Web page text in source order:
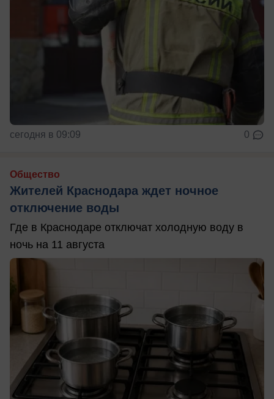
сегодня в 09:09 0
Общество
Жителей Краснодара ждет ночное
отключение воды
Где в Краснодаре отключат холодную воду в
ночь на 11 августа